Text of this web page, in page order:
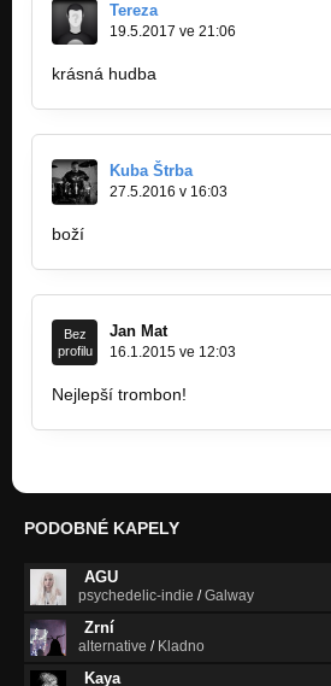
Tereza
19.5.2017 ve 21:06
krásná hudba
Kuba Štrba
27.5.2016 v 16:03
boží
Bez
profilu
Jan Mat
16.1.2015 ve 12:03
Nejlepší trombon!
PODOBNÉ KAPELY
AGU
psychedelic-indie /Galway
Zrní
alternative / Kladno
Kaya